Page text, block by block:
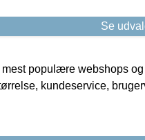
Se
populære webshops
kundeservice,